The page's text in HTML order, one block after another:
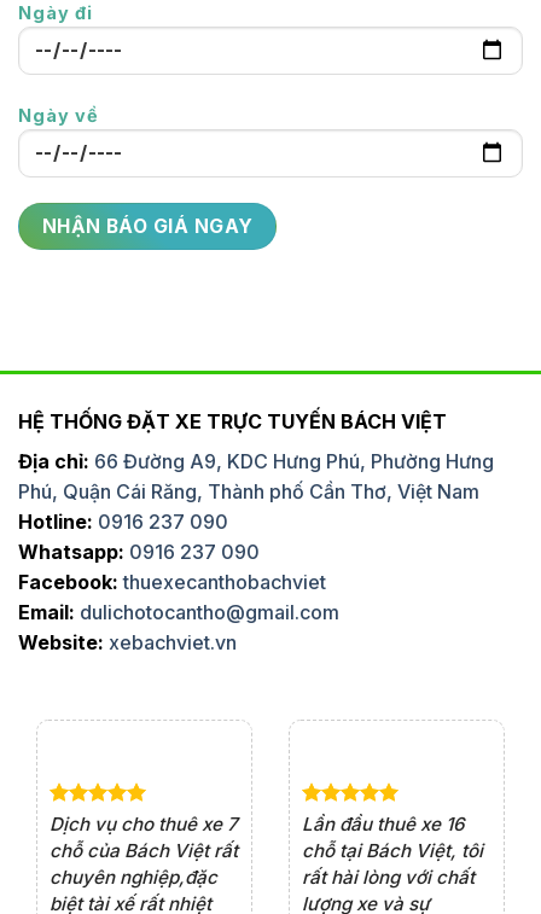
Ngày đi
Ngày về
HỆ THỐNG ĐẶT XE TRỰC TUYẾN BÁCH VIỆT
Địa chỉ: 66 Đường A9, KDC Hưng Phú, Phường Hưng
Phú, Quận Cái Răng, Thành phố Cần Thơ, Việt Nam
Hotline: 0916 237 090
Whatsapp: 0916 237 090
Facebook: thuexecanthobachviet
Email: dulichotocantho@gmail.com
Website: xebachviet.vn
Dịch vụ cho thuê xe 7
chỗ của Bách Việt rất
chuyên nghiệp,đặc
biệt tài xế rất nhiệt
Lần đầu thuê xe 16
chỗ tại Bách Việt, tôi
rất hài lòng với chất
lượng xe và sự